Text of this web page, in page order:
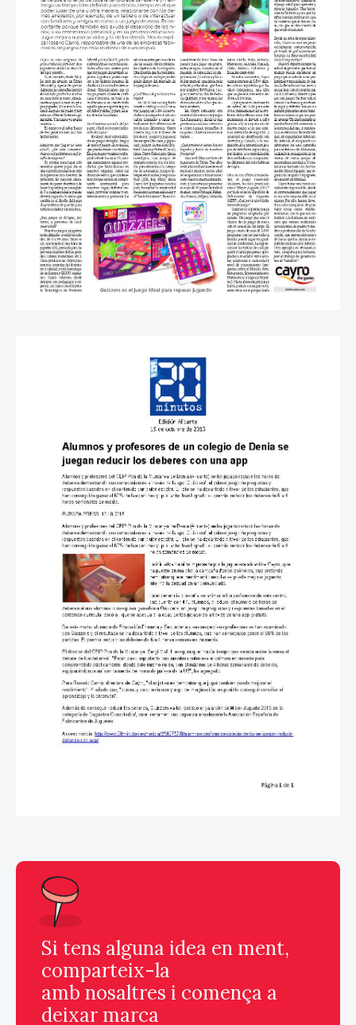
Si tens alguna idea en ment,
comparteix-la
amb nosaltres i comença a
deixar marca